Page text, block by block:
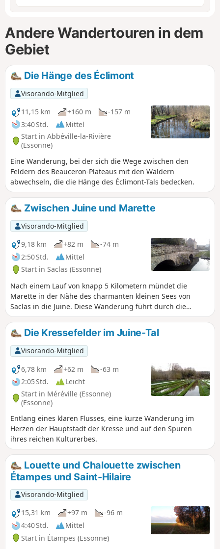
Andere Wandertouren in dem
Gebiet
Die Hänge des Éclimont
Visorando-Mitglied
11,15 km
+160 m
-157 m
3:40 Std.
Mittel
Start in Abbéville-la-Rivière
(Essonne)
Eine Wanderung, bei der sich die Wege zwischen den
Feldern des Beauceron-Plateaus mit den Wäldern
abwechseln, die die Hänge des Éclimont-Tals bedecken.
Zwischen Juine und Marette
Visorando-Mitglied
9,18 km
+82 m
-74 m
2:50 Std.
Mittel
Start in Saclas (Essonne)
Nach einem Lauf von knapp 5 Kilometern mündet die
Marette in der Nähe des charmanten kleinen Sees von
Saclas in die Juine. Diese Wanderung führt durch die
bewaldeten Täler dieser beiden Flüsse und über das sie
überragende Ackerland.
Die Kressefelder im Juine-Tal
Visorando-Mitglied
6,78 km
+62 m
-63 m
2:05 Std.
Leicht
Start in Méréville (Essonne)
(Essonne)
Entlang eines klaren Flusses, eine kurze Wanderung im
Herzen der Hauptstadt der Kresse und auf den Spuren
ihres reichen Kulturerbes.
Louette und Chalouette zwischen
Étampes und Saint-Hilaire
Visorando-Mitglied
15,31 km
+97 m
-96 m
4:40 Std.
Mittel
Start in Étampes (Essonne)